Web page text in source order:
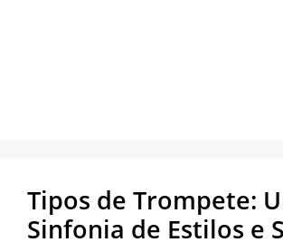
Tipos de Trompete:
Sinfonia de Estilos e